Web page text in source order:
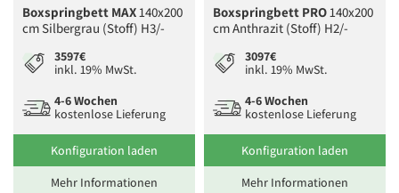
Boxspringbett MAX140x200
cm Silbergrau (Stoff) H3/-
3597€
inkl. 19% MwSt.
4-6 Wochen
kostenlose Lieferung
Konfiguration laden
Mehr Informationen
Boxspringbett PRO140x200
cm Anthrazit (Stoff) H2/-
3097€
inkl. 19% MwSt.
4-6 Wochen
kostenlose Lieferung
Konfiguration laden
Mehr Informationen